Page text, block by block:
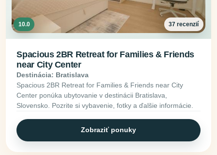
10.0 37 recenzií
Spacious 2BR Retreat for Families & Friends
near City Center
Destinácia: Bratislava
Spacious 2BR Retreat for Families & Friends near City
Center ponúka ubytovanie v destinácii Bratislava,
Slovensko. Pozrite si vybavenie, fotky a ďalšie informácie.
Zobraziť ponuky